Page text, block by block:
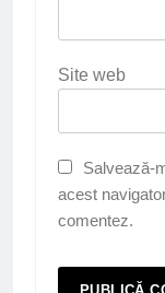
Site web
Salvează-
acest
comentez.